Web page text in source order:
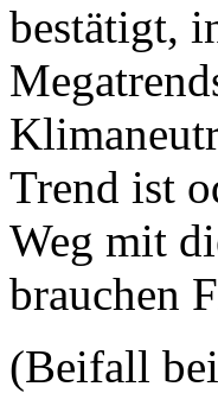
bestätigt,
Trend ist
Weg mit
brauchen
(Beifall